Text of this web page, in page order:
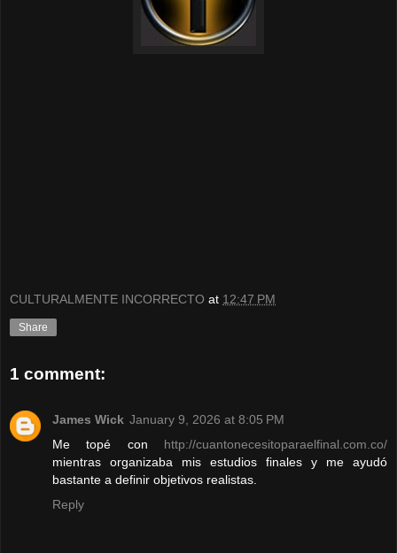
CULTURALMENTE INCORRECTO at 12:47 PM
Share
1 comment:
James Wick January 9, 2026 at 8:05 PM
Me topé con http://cuantonecesitoparaelfinal.com.co/
mientras organizaba mis estudios finales y me ayudó
bastante a definir objetivos realistas.
Reply